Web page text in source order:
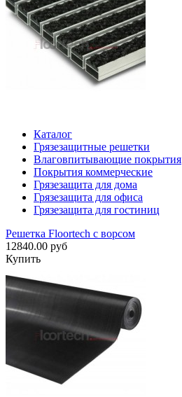
Каталог
Грязезащитные решетки
Влаговпитывающие покрытия
Покрытия коммерческие
Грязезащита для дома
Грязезащита для офиса
Грязезащита для гостиниц
Решетка Floortech с ворсом
12840.00 руб
Купить